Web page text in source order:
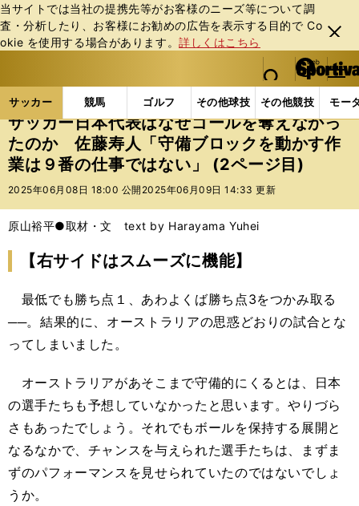
当サイトでは当社の提携先等がお客様のニーズ等について調
査・分析したり、お客様にお勧めの広告を表⽰する⽬的で Co
okie を使⽤する場合があります。詳しくはこちら
閉じ
る
web Sportiva (webスポルティーバ)
検索
マイペ
ー
ジ
メニュ
サッカー 競馬 ゴルフ その他球技 その他競技 モー
ス
ポ
ル
テ
ー
バ
サッカーの記事一覧 サッカー代表 日本代表 サ
サッカー日本代表はなぜゴールを奪えなかっ
たのか 佐藤寿人「守備ブロックを動かす作
業は９番の仕事ではない」 (2ページ目)
2025年06月08日 18:00 公開 2025年06月09日 14:33 更新
原山裕平●取材・文 text by Harayama Yuhei
【右サイドはスムーズに機能】
最低でも勝ち点１、あわよくば勝ち点3をつかみ取る
──。結果的に、オーストラリアの思惑どおりの試合とな
ってしまいました。
オーストラリアがあそこまで守備的にくるとは、日本
の選手たちも予想していなかったと思います。やりづら
さもあったでしょう。それでもボールを保持する展開と
なるなかで、チャンスを与えられた選手たちは、まずま
ずのパフォーマンスを見せられていたのではないでしょ
うか。